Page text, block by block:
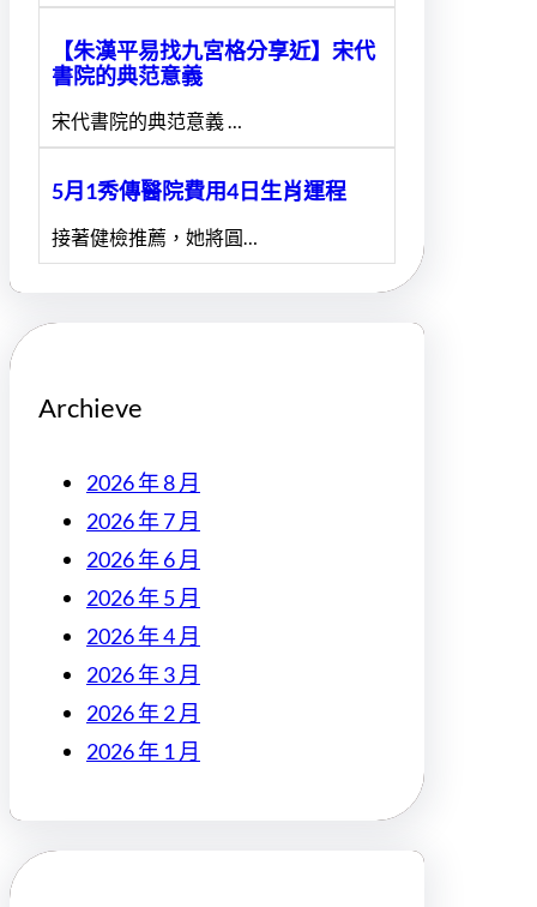
【朱漢平易找九宮格分享近】宋代
書院的典范意義
宋代書院的典范意義 …
5月1秀傳醫院費用4日生肖運程
接著健檢推薦，她將圓…
Archieve
2026 年 8 月
2026 年 7 月
2026 年 6 月
2026 年 5 月
2026 年 4 月
2026 年 3 月
2026 年 2 月
2026 年 1 月